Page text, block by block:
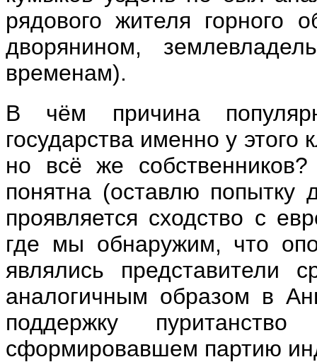
рядового жителя горного
дворянином,
временам).
В чём причина
государства именно у этого
но всё же
понятна (оставлю попытку
проявляется сходство с
где мы обнаружим, что
являлись представители
аналогичным образом в
поддержку
сформировавшем партию